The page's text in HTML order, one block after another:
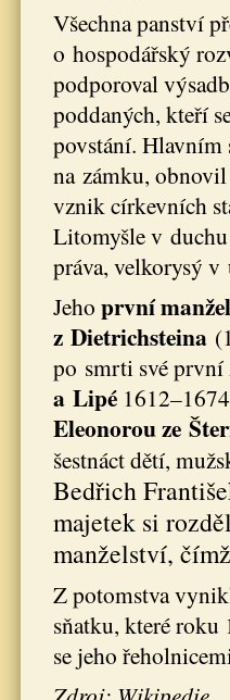
Všechna panství
o hospodářský
podporoval
poddaných, kteří
povstání. Hlavním
na zámku,
vznik církevních
Litomyšle v
práva, velkorysý
Jeho první
z Dietrichsteina
po smrti své první
a Lipé
Eleonorou ze
šestnáct dětí,
Bedřich
majetek si
manželství,
Z potomstva
sňatku, které
se jeho